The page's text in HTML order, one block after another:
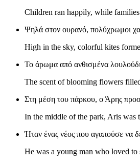
Children ran happily, while
Ψηλά στον ουρανό, πολύχρωμοι
High in the sky, colorful kites
Το άρωμα από ανθισμένα
The scent of blooming flowers
Στη μέση του πάρκου, ο Άρης
In the middle of the park, Aris was
Ήταν ένας νέος που αγαπούσε να
He was a young man who loved to